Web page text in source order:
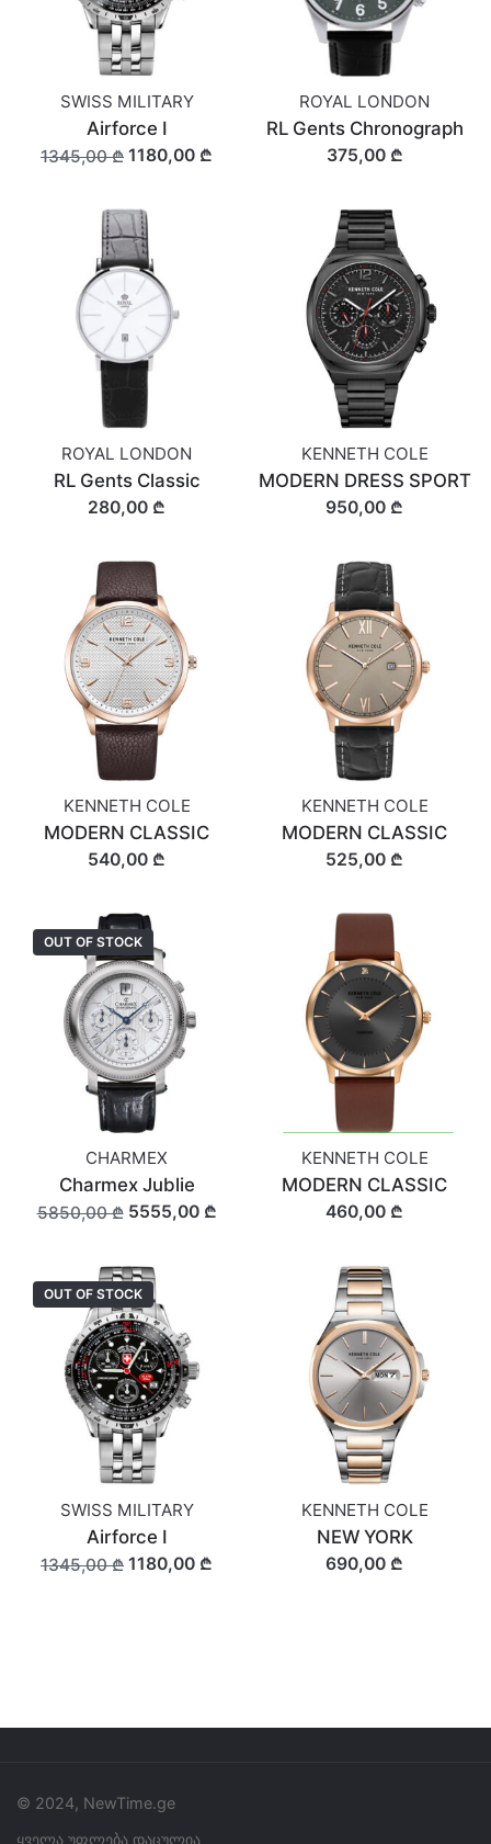
SWISS MILITARY
Airforce I
1345,00 ₾ 1180,00 ₾
ROYAL LONDON
RL Gents Chronograph
375,00 ₾
ROYAL LONDON
RL Gents Classic
280,00 ₾
KENNETH COLE
MODERN DRESS SPORT
950,00 ₾
KENNETH COLE
MODERN CLASSIC
540,00 ₾
KENNETH COLE
MODERN CLASSIC
525,00 ₾
OUT OF STOCK
CHARMEX
Charmex Jublie
5850,00 ₾5555,00 ₾
KENNETH COLE
MODERN CLASSIC
460,00 ₾
OUT OF STOCK
SWISS MILITARY
Airforce I
1345,00 ₾ 1180,00 ₾
KENNETH COLE
NEW YORK
690,00 ₾
© 2024, NewTime.ge
ყველა უფლება დაცულია